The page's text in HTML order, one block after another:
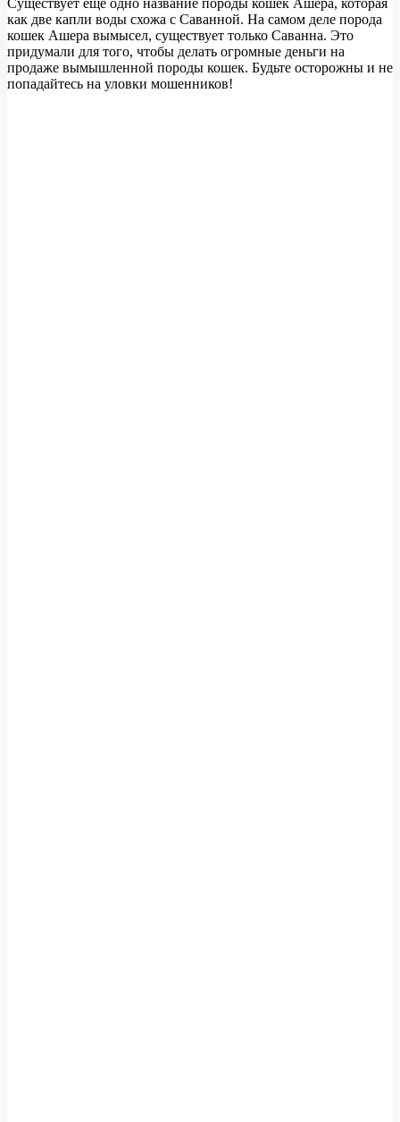
как две капли воды схожа с Саванной. На самом деле порода
кошек Ашера вымысел, существует только Саванна. Это
придумали для того, чтобы делать огромные деньги на
продаже вымышленной породы кошек. Будьте осторожны и не
попадайтесь на уловки мошенников!